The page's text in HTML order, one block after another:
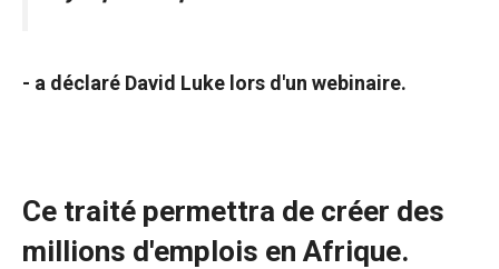
- a déclaré David Luke lors d'un webinaire.
Ce traité permettra de créer des
millions d'emplois en Afrique.